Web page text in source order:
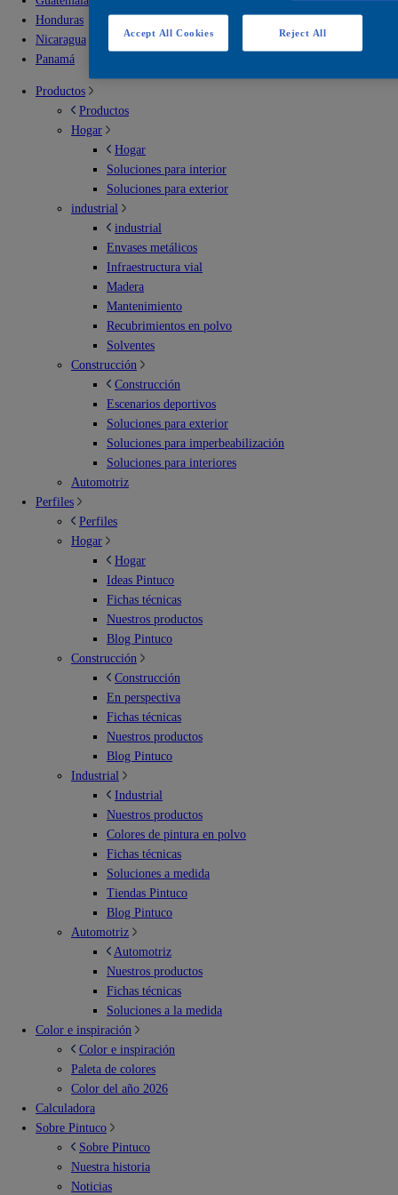
Honduras
Nicaragua
Panamá
Productos
Productos
Hogar
Hogar
Soluciones para interior
Soluciones para exterior
industrial
industrial
Envases metálicos
Infraestructura vial
Madera
Mantenimiento
Recubrimientos en polvo
Solventes
Construcción
Construcción
Escenarios deportivos
Soluciones para exterior
Soluciones para imperbeabilización
Soluciones para interiores
Automotriz
Perfiles
Perfiles
Hogar
Hogar
Ideas Pintuco
Fichas técnicas
Nuestros productos
Blog Pintuco
Construcción
Construcción
En perspectiva
Fichas técnicas
Nuestros productos
Blog Pintuco
Industrial
Industrial
Nuestros productos
Colores de pintura en polvo
Fichas técnicas
Soluciones a medida
Tiendas Pintuco
Blog Pintuco
Automotriz
Automotriz
Nuestros productos
Fichas técnicas
Soluciones a la medida
Color e inspiración
Color e inspiración
Paleta de colores
Color del año 2026
Calculadora
Sobre Pintuco
Sobre Pintuco
Nuestra historia
Noticias
Reject All
Accept All Cookies